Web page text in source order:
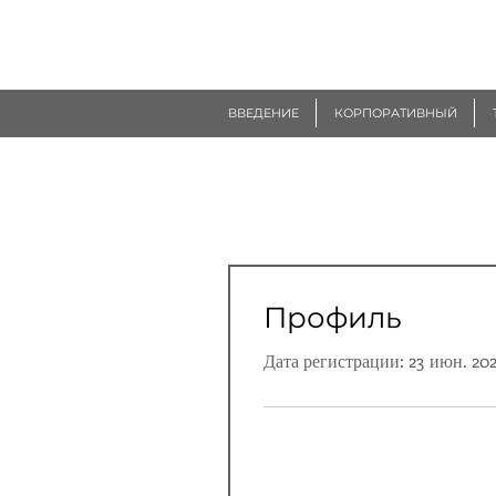
Профиль
Дата регистрации: 23 июн.
ВВЕДЕНИЕ КОРПОРАТИВНЫЙ